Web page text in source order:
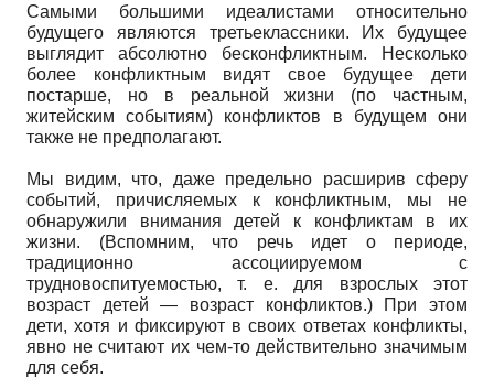
Самыми большими идеалистами относительно
будущего являются третьеклассники. Их будущее
выглядит абсолютно бесконфликтным. Несколько
более конфликтным видят свое будущее дети
постарше, но в реальной жизни (по частным,
житейским событиям) конфликтов в будущем они
также не предполагают.
Мы видим, что, даже предельно расширив сферу
событий, причисляемых к конфликтным, мы не
обнаружили внимания детей к конфликтам в их
жизни. (Вспомним, что речь идет о периоде,
традиционно ассоциируемом с
трудновоспитуемостью, т. е. для взрослых этот
возраст детей — возраст конфликтов.) При этом
дети, хотя и фиксируют в своих ответах конфликты,
явно не считают их чем-то действительно значимым
для себя.